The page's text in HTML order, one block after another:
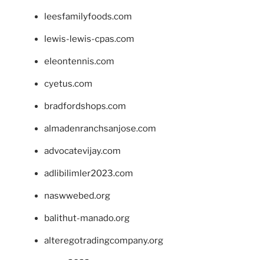
leesfamilyfoods.com
lewis-lewis-cpas.com
eleontennis.com
cyetus.com
bradfordshops.com
almadenranchsanjose.com
advocatevijay.com
adlibilimler2023.com
naswwebed.org
balithut-manado.org
alteregotradingcompany.org